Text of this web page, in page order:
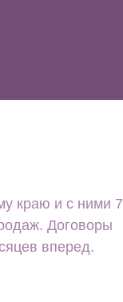
краю и с ними 7
Договоры
вперед.